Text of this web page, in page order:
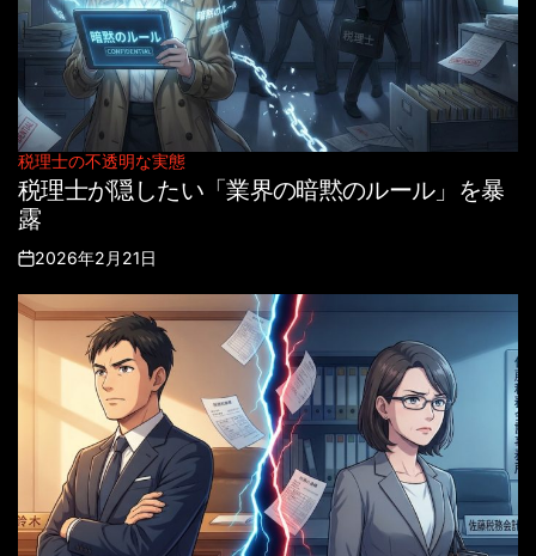
Posted
in
税理士の不透明な実態
税理士が隠したい「業界の暗黙のルール」を暴
露
Posted
on
2026年2月21日